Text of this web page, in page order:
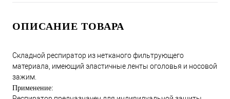
ОПИСАНИЕ ТОВАРА
Складной респиратор из нетканого фильтрующего
материала, имеющий эластичные ленты оголовья и носовой
зажим.
Применение: